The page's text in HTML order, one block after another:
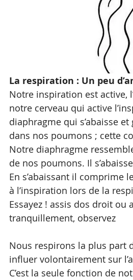
La respiration : Un peu
Notre inspiration est active,
notre cerveau qui active
diaphragme qui s’abaisse
dans nos poumons ; cette
Notre diaphragme
de nos poumons. Il
En s’abaissant il comprime
à l’inspiration lors de la
Essayez ! assis dos droit
tranquillement, observez
Nous respirons la plus part
influer volontairement sur
C’est la seule fonction de